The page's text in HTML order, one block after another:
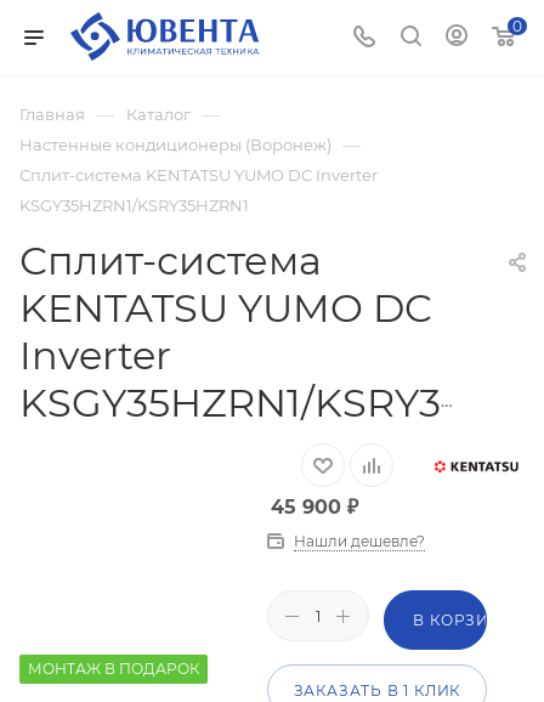
0
Главная — Каталог —
Настенные кондиционеры (Воронеж) —
Сплит-система KENTATSU YUMO DC Inverter
KSGY35HZRN1/KSRY35HZRN1
Сплит-система
KENTATSU YUMO DC
Inverter
KSGY35HZRN1/KSRY35HZRN1
МОНТАЖ В ПОДАРОК
45 900₽
Нашли дешевле?
В КОРЗИНУ
ЗАКАЗАТЬ В 1 КЛИК